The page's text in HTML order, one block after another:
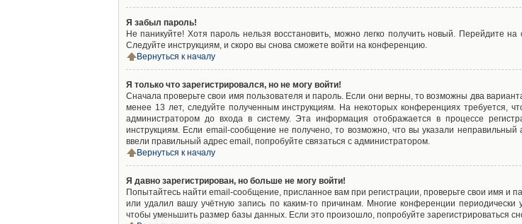
Я забыл пароль!
Не паникуйте! Хотя пароль нельзя восстановить, можно легко получить новый. Перейдите
Следуйте инструкциям, и скоро вы снова сможете войти на конференцию.
Вернуться к началу
Я только что зарегистрировался, но не могу войти!
Сначала проверьте свои имя пользователя и пароль. Если они верны, то возможны два
менее 13 лет, следуйте полученным инструкциям. На некоторых конференциях требуется,
администратором до входа в систему. Эта информация отображается в процессе
инструкциям. Если email-сообщение не получено, то возможно, что вы указали
ввели правильный адрес email, попробуйте связаться с администратором.
Вернуться к началу
Я давно зарегистрирован, но больше не могу войти!
Попытайтесь найти email-сообщение, присланное вам при регистрации, проверьте свои имя и
или удалил вашу учётную запись по каким-то причинам. Многие конференции
чтобы уменьшить размер базы данных. Если это произошло, попробуйте зарегистрироваться